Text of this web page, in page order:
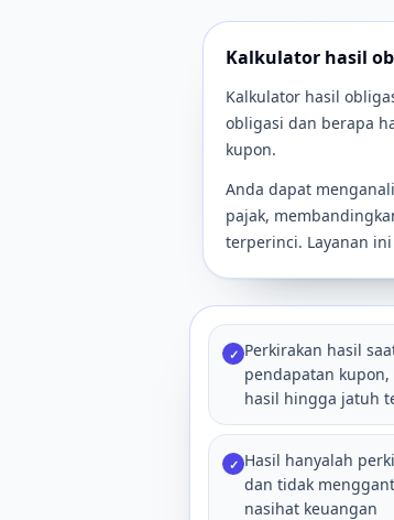
Kalkulator hasil
Kalkulator hasil
obligasi dan berapa
kupon.
Anda dapat
pajak,
terperinci. Layanan
✓ Perkirakan hasil
pendapatan kupon,
hasil hingga jatuh
✓ Hasil hanyalah
dan tidak
nasihat keuangan